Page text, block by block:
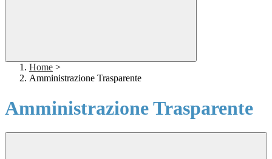
Home >
Amministrazione Trasparente
Amministrazione Trasparente